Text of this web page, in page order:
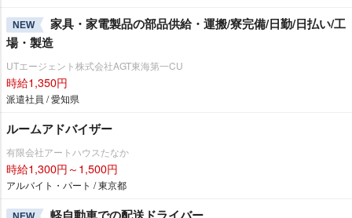
NEW
家具・家電製品の部品供給・運搬/寮完備/日勤/日払い/工
場・製造
UTエージェント株式会社AGT東海第一CU
時給1,350円
派遣社員 / 愛知県
ルームアドバイザー
有限会社アートハウスたなか
時給1,300円～1,500円
アルバイト・パート / 東京都
軽自動車での配送ドライバー